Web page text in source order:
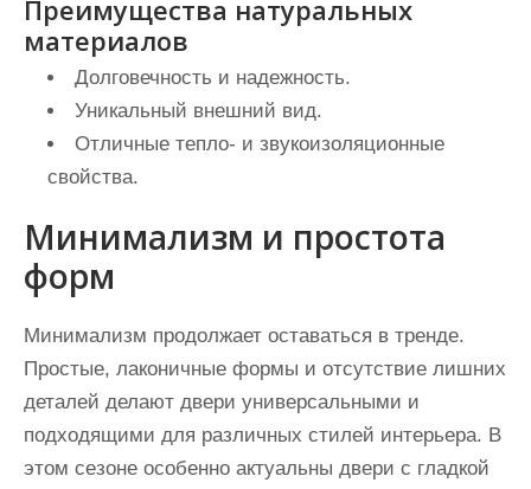
Преимущества натуральных
материалов
Долговечность и надежность.
Уникальный внешний вид.
Отличные тепло- и звукоизоляционные
свойства.
Минимализм и простота
форм
Минимализм продолжает оставаться в тренде.
Простые, лаконичные формы и отсутствие лишних
деталей делают двери универсальными и
подходящими для различных стилей интерьера. В
этом сезоне особенно актуальны двери с гладкой